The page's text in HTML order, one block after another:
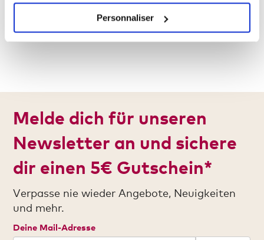
Personnaliser
Jersey Poloshirt Männer
22,00 €
Melde dich für unseren
Newsletter an und sichere
dir einen 5€ Gutschein*
Verpasse nie wieder Angebote, Neuigkeiten
und mehr.
Deine Mail-Adresse